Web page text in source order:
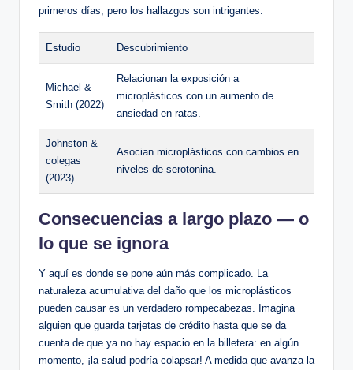
primeros días, pero los hallazgos son intrigantes.
Estudio Descubrimiento
Michael &
Smith (2022)
Relacionan la exposición a
microplásticos con un aumento de
ansiedad en ratas.
Johnston &
colegas
(2023)
Asocian microplásticos con cambios en
niveles de serotonina.
Consecuencias a largo plazo — o
lo que se ignora
Y aquí es donde se pone aún más complicado. La
naturaleza acumulativa del daño que los microplásticos
pueden causar es un verdadero rompecabezas. Imagina
alguien que guarda tarjetas de crédito hasta que se da
cuenta de que ya no hay espacio en la billetera: en algún
momento, ¡la salud podría colapsar! A medida que avanza la